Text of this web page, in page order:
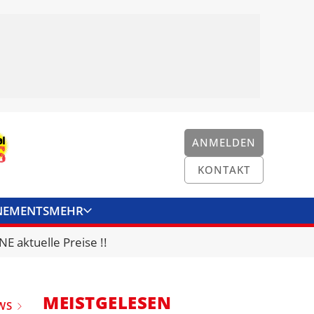
ANMELDEN
KONTAKT
MEHR
KONTAKT
aktuelle Preise !!
MEISTGELESEN